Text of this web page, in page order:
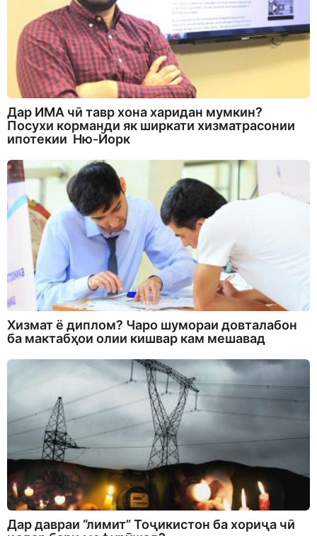
Дар ИМА чӣ тавр хона харидан мумкин?
Посухи корманди як ширкати хизматрасонии
ипотекии Ню-Йорк
Хизмат ё диплом? Чаро шумораи довталабон
ба мактабҳои олии кишвар кам мешавад
Дар давраи “лимит” Тоҷикистон ба хориҷа чӣ